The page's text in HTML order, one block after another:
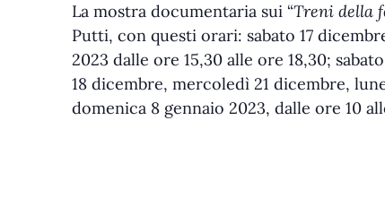
La mostra documentaria sui “Treni della
Putti, con questi orari: sabato 17
2023 dalle ore 15,30 alle ore 18,30;
18 dicembre, mercoledì 21 dicembre,
domenica 8 gennaio 2023, dalle ore 10